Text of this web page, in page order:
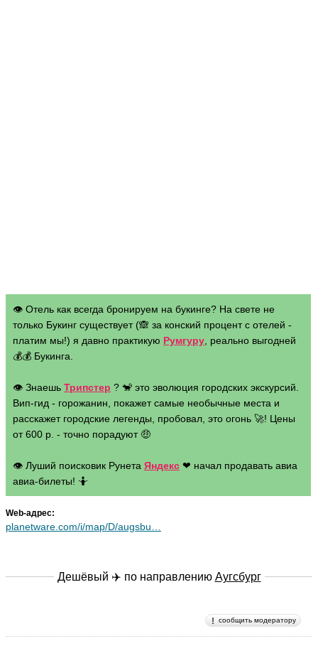
👁 Отель как всегда бронируем на букинге? На свете не
только Букинг существует (🙈 за конский процент с отелей -
платим мы!) я давно практикую Румгуру , реально выгодней
💰💰 Букинга.
👁 Знаешь Трипстер ? 🐒 это эволюция городских экскурсий.
Вип-гид - горожанин, покажет самые необычные места и
расскажет городские легенды, пробовал, это огонь 🚀! Цены
от 600 р. - точно порадуют 🤑
👁 Луший поисковик Рунета Яндекс ❤ начал продавать авиа
авиа-билеты! 🤷
Web-адрес:
planetware.com/i/map/D/augsbu…
Дешёвый ✈️ по направлению Аугсбург
сообщить модератору